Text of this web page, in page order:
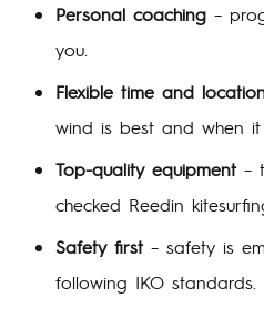
Personal coaching –
you.
Flexible time and
wind is best and when
Top-quality equipment–
checked Reedin
Safety first– safety is
following IKO standards.